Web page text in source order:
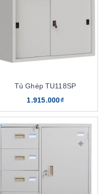
Tủ Ghép TU118SP
1.915.000₫